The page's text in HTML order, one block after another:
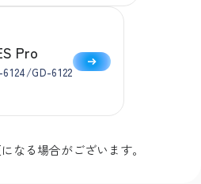
Pro
6124/GD-6122
なる場合がございます。